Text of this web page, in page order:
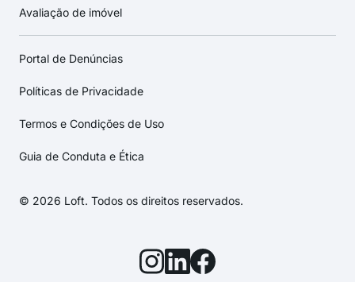
Avaliação de imóvel
Portal de Denúncias
Políticas de Privacidade
Termos e Condições de Uso
Guia de Conduta e Ética
© 2026 Loft. Todos os direitos reservados.